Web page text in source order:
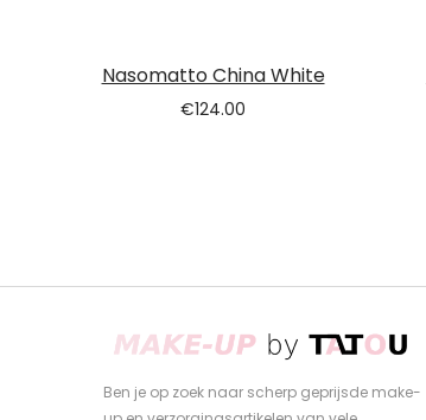
Nasomatto China White
€124.00
Ben je op zoek naar scherp geprijsde make-